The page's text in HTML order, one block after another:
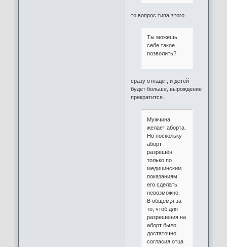
то вопрос типа этого
Ты можешь
себе такое
позволить?
сразу отпадет, и детей
будет больше, вырождение
прекратится.
Мужчина
желает аборта.
Но поскольку
аборт
разрешён
только по
медицинским
показаниям
его сделать
невозможно.
В общем,я за
то, чтоб для
разрешения на
аборт было
достаточно
согласия отца